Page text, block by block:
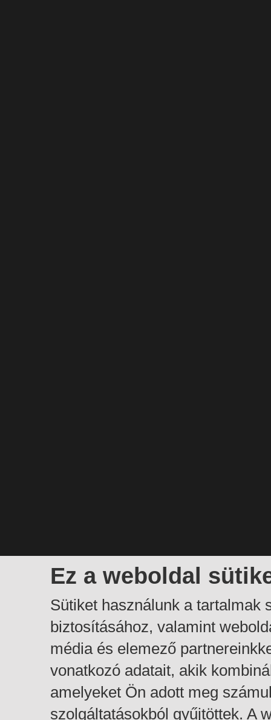
Ez a weboldal
Sütiket használunk a tartalmak
biztosításához, valamint
média és elemező
vonatkozó adatait, akik
amelyeket Ön adott meg
szolgáltatásokból gyűjtöttek. A